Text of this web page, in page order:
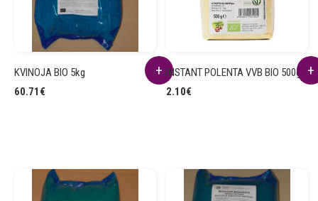
KVINOJA BIO 5kg
60.71 €
INSTANT POLENTA VVB BIO 500g
2.10€